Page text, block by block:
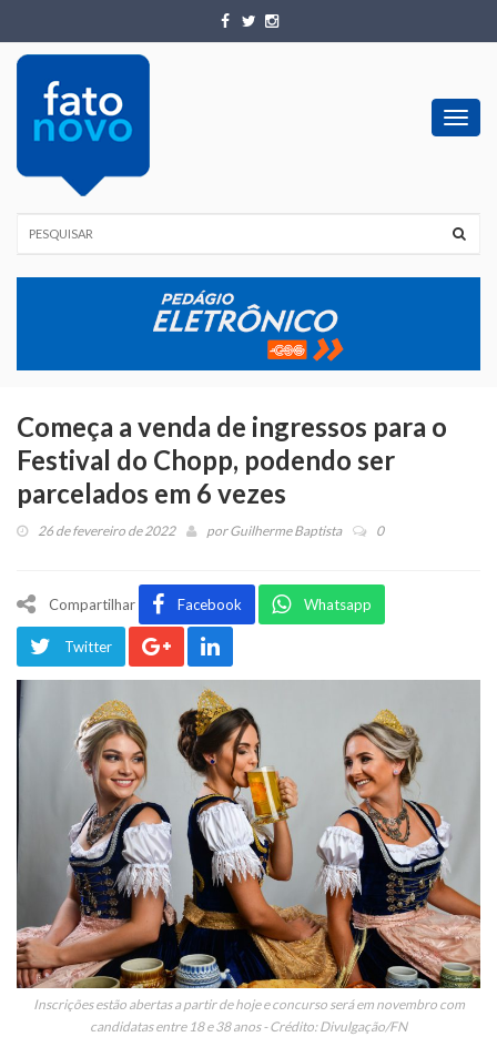
Começa a venda de ingressos para o
Festival do Chopp, podendo ser
parcelados em 6 vezes
26 de fevereiro de 2022 porGuilherme Baptista 0
Compartilhar Facebook Whatsapp
Twitter
Inscrições estão abertas a partir de hoje e concurso será em novembro com
candidatas entre 18 e 38 anos - Crédito: Divulgação/FN